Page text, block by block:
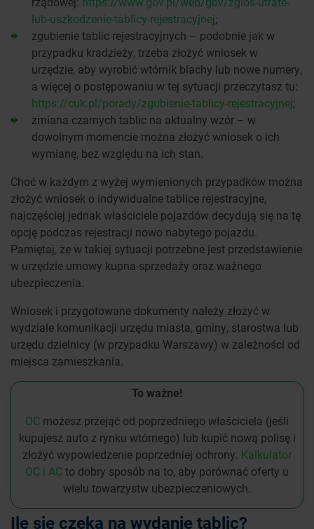
lub-uszkodzenie-tablicy-rejestracyjnej;
zgubienie tablic rejestracyjnych – podobnie jak w
przypadku kradzieży, trzeba złożyć wniosek w
urzędzie, aby wyrobić wtórnik blachy lub nowe numery,
a więcej o postępowaniu w tej sytuacji przeczytasz tu:
https://cuk.pl/porady/zgubienie-tablicy-rejestracyjnej;
zmiana czarnych tablic na aktualny wzór – w
dowolnym momencie można złożyć wniosek o ich
wymianę, bez względu na ich stan.
Choć w każdym z wyżej wymienionych przypadków można
złożyć wniosek o indywidualne tablice rejestracyjne,
najczęściej jednak właściciele pojazdów decydują się na tę
opcję podczas rejestracji nowo nabytego pojazdu.
Pamiętaj, że w takiej sytuacji potrzebne jest przedstawienie
w urzędzie umowy kupna-sprzedaży oraz ważnego
ubezpieczenia.
Wniosek i przygotowane dokumenty należy złożyć w
wydziale komunikacji urzędu miasta, gminy, starostwa lub
urzędu dzielnicy (w przypadku Warszawy) w zależności od
miejsca zamieszkania.
To ważne!
OC możesz przejąć od poprzedniego właściciela (jeśli
kupujesz auto z rynku wtórnego) lub kupić nową polisę i
złożyć wypowiedzenie poprzedniej ochrony. Kalkulator
OC i ACto dobry sposób na to, aby porównać oferty u
wielu towarzystw ubezpieczeniowych.
Ile się czeka na wydanie tablic?